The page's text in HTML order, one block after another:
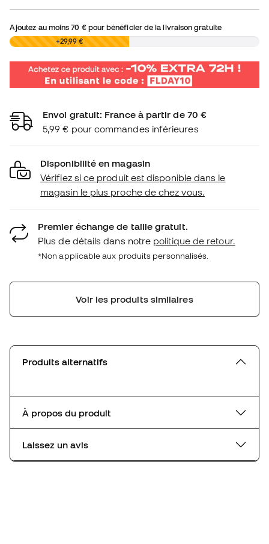
Ajoutez au moins70 €pour bénéficier de la livraison gratuite
0,00 € +29,99 €
Envoi gratuit: France à partir de 70 €
5,99 € pour commandes inférieures
Disponibilité en magasin
Vérifiez si ce produit est disponible dans le
magasin le plus proche de chez vous.
Premier échange de taille gratuit.
Plus de détails dans notre politique de retour.
*Non applicable aux produits personnalisés.
Voir les produits similaires
Produits alternatifs
À propos du produit
Laissez un avis